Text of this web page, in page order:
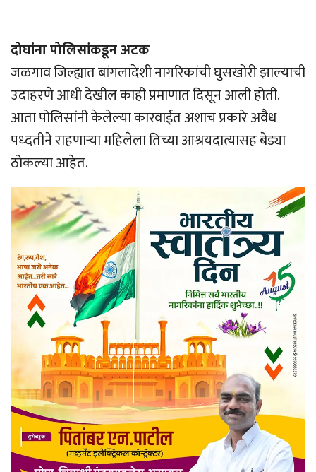
दोघांना पोलिसांकडून अटक
जळगाव जिल्ह्यात बांगलादेशी नागरिकांची घुसखोरी झाल्याची
उदाहरणे आधी देखील काही प्रमाणात दिसून आली होती.
आता पोलिसांनी केलेल्या कारवाईत अशाच प्रकारे अवैध
पध्दतीने राहणार्‍या महिलेला तिच्या आश्रयदात्यासह बेड्या
ठोकल्या आहेत.